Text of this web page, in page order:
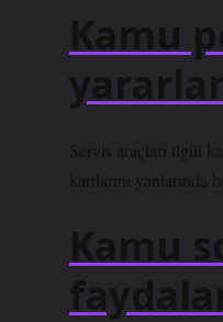
Kamu
Servis araçları ilgili
kartlarını
Kamu